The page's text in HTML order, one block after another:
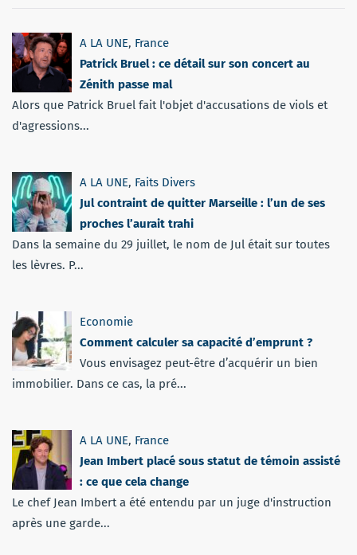
A LA UNE, France
Patrick Bruel : ce détail sur son concert au
Zénith passe mal
Alors que Patrick Bruel fait l'objet d'accusations de viols et
d'agressions...
A LA UNE, Faits Divers
Jul contraint de quitter Marseille : l’un de ses
proches l’aurait trahi
Dans la semaine du 29 juillet, le nom de Jul était sur toutes
les lèvres. P...
Economie
Comment calculer sa capacité d’emprunt ?
Vous envisagez peut-être d’acquérir un bien
immobilier. Dans ce cas, la pré...
A LA UNE, France
Jean Imbert placé sous statut de témoin assisté
: ce que cela change
Le chef Jean Imbert a été entendu par un juge d'instruction
après une garde...